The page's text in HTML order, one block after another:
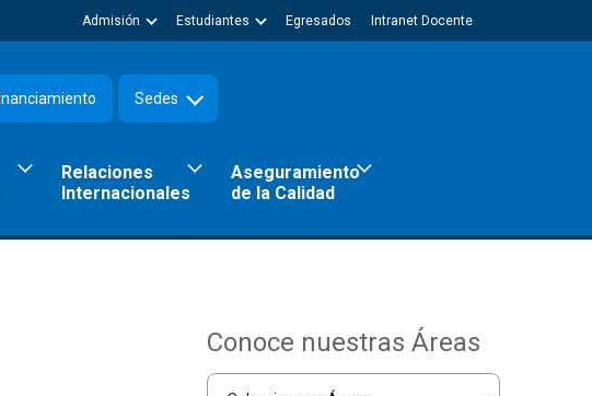
Intranet Docente
Egresados
Estudiantes
Admisión
Sedes
Relaciones
Internacionales
Aseguramiento
de la Calidad
Conoce nuestras Áreas